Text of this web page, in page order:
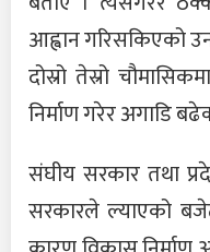
आह्वान गरिसकिएको
दोस्रो तेस्रो
निर्माण गरेर अगाडि
संघीय सरकार तथा
सरकारले ल्याएको